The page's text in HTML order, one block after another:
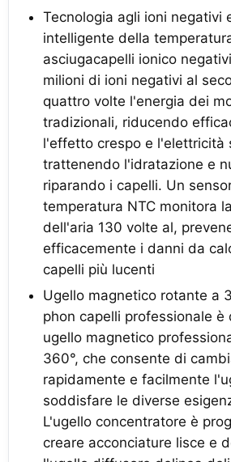
Tecnologia agli ioni negativi
intelligente della
asciugacapelli ionico
milioni di ioni negativi al
quattro volte l'energia dei
tradizionali, riducendo
l'effetto crespo e l'elettricità
trattenendo l'idratazione e
riparando i capelli. Un
temperatura NTC monitora
dell'aria 130 volte al,
efficacemente i danni da
capelli più lucenti
Ugello magnetico rotante a
phon capelli professionale è
ugello magnetico
360°, che consente di
rapidamente e facilmente
soddisfare le diverse
L'ugello concentratore è
creare acconciature lisce e